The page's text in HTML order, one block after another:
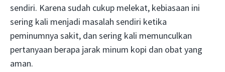
sendiri. Karena sudah cukup melekat, kebiasaan ini
sering kali menjadi masalah sendiri ketika
peminumnya sakit, dan sering kali memunculkan
pertanyaan berapa jarak minum kopi dan obat yang
aman.